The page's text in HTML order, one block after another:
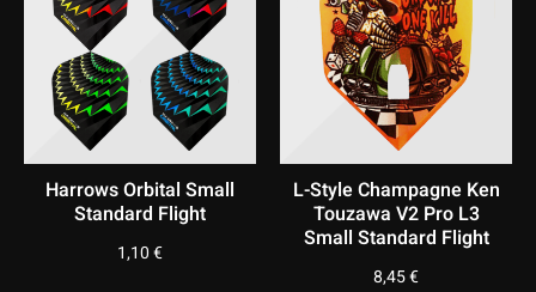
Harrows Orbital Small
Standard Flight
1,10€
L-Style Champagne Ken
Touzawa V2 Pro L3
Small Standard Flight
8,45€